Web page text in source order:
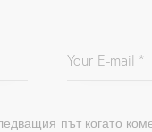
път когато